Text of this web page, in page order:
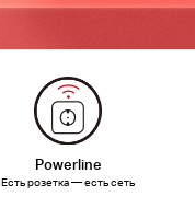
Powerline
Есть розетка — есть сеть